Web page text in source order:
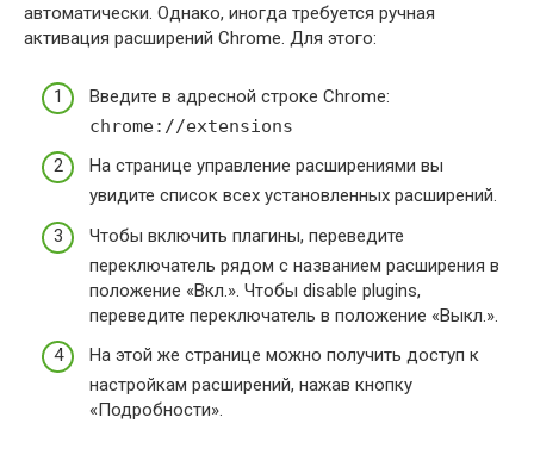
автоматически. Однако, иногда требуется ручная
активация расширений Chrome. Для этого:
Введите в адресной строке Chrome:
chrome://extensions
На странице управление расширениями вы
увидите список всех установленных расширений.
Чтобы включить плагины, переведите
переключатель рядом с названием расширения в
положение «Вкл.». Чтобы disable plugins,
переведите переключатель в положение «Выкл.».
На этой же странице можно получить доступ к
настройкам расширений, нажав кнопку
«Подробности».